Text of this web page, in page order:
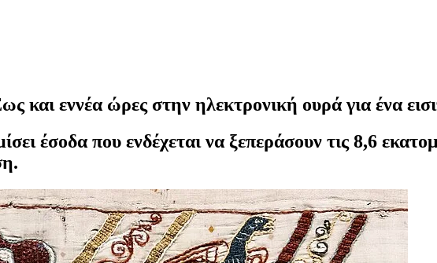
και εννέα ώρες στην ηλεκτρονική ουρά για ένα
έσοδα που ενδέχεται να ξεπεράσουν τις 8,6